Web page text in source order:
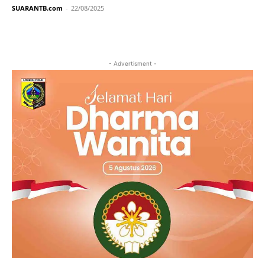
SUARANTB.com - 22/08/2025
- Advertisment -